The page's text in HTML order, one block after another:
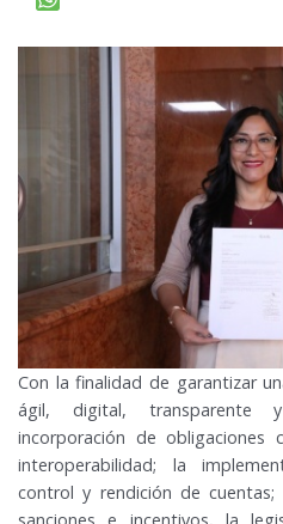
Con la finalidad de garantizar
ágil, digital, transparente
incorporación de obligaciones
interoperabilidad; la
control y rendición de